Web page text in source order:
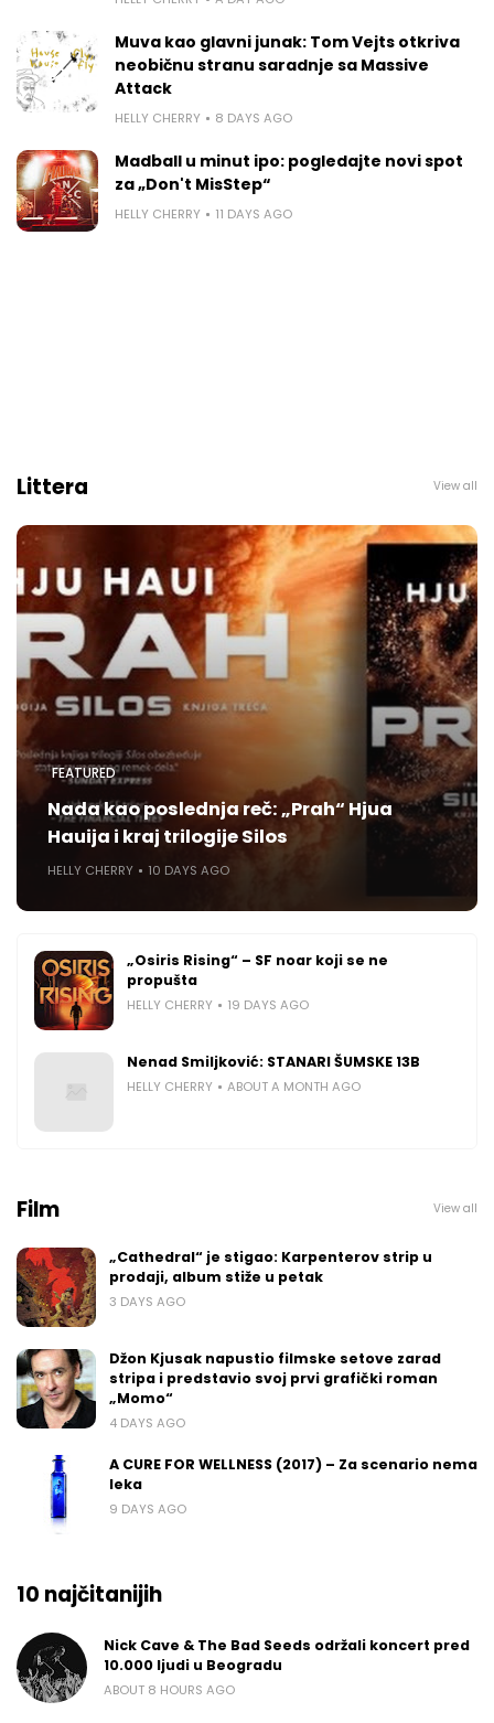
Muva kao glavni junak: Tom Vejts otkriva
neobičnu stranu saradnje sa Massive
Attack
HELLY CHERRY 8 DAYS AGO
Madball u minut ipo: pogledajte novi spot
za „Don't MisStep“
HELLY CHERRY 11 DAYS AGO
Littera View all
FEATURED
Nada kao poslednja reč: „Prah“ Hjua
Hauija i kraj trilogije Silos
HELLY CHERRY 10 DAYS AGO
„Osiris Rising“ – SF noar koji se ne
propušta
HELLY CHERRY 19 DAYS AGO
Nenad Smiljković: STANARI ŠUMSKE 13B
HELLY CHERRY ABOUT A MONTH AGO
Film View all
„Cathedral“ je stigao: Karpenterov strip u
prodaji, album stiže u petak
3 DAYS AGO
Džon Kjusak napustio filmske setove zarad
stripa i predstavio svoj prvi grafički roman
„Momo“
4 DAYS AGO
A CURE FOR WELLNESS (2017) – Za scenario nema
leka
9 DAYS AGO
10 najčitanijih
Nick Cave & The Bad Seeds održali koncert pred
10.000 ljudi u Beogradu
ABOUT 8 HOURS AGO